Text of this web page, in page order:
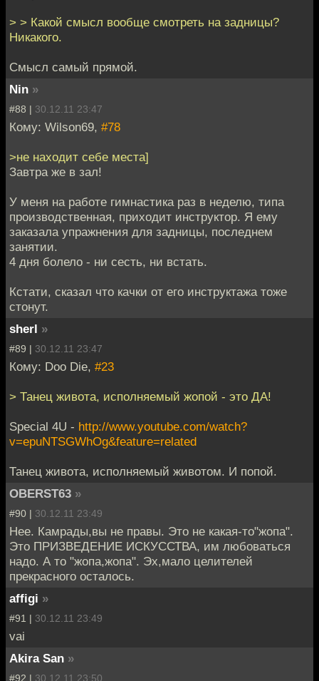
> > Какой смысл вообще смотреть на задницы?
Никакого.
Смысл самый прямой.
Nin »
#88 | 30.12.11 23:47
Кому: Wilson69, #78
>не находит себе места]
Завтра же в зал!
У меня на работе гимнастика раз в неделю, типа
производственная, приходит инструктор. Я ему
заказала упражнения для задницы, последнем
занятии.
4 дня болело - ни сесть, ни встать.
Кстати, сказал что качки от его инструктажа тоже
стонут.
sherl »
#89 | 30.12.11 23:47
Кому: Doo Die, #23
> Танец живота, исполняемый жопой - это ДА!
Special 4U - http://www.youtube.com/watch?
v=epuNTSGWhOg&feature=related
Танец живота, исполняемый животом. И попой.
OBERST63 »
#90 | 30.12.11 23:49
Нее. Камрады,вы не правы. Это не какая-то"жопа".
Это ПРИЗВЕДЕНИЕ ИСКУССТВА, им любоваться
надо. А то "жопа,жопа". Эх,мало целителей
прекрасного осталось.
affigi »
#91 | 30.12.11 23:49
vai
Akira San »
#92 | 30.12.11 23:50